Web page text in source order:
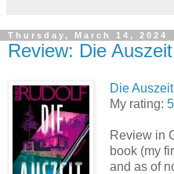
Thursday, March 14, 2024
Review: Die Auszeit
Die Auszeit
My rating:
Review in
book (my
and as of